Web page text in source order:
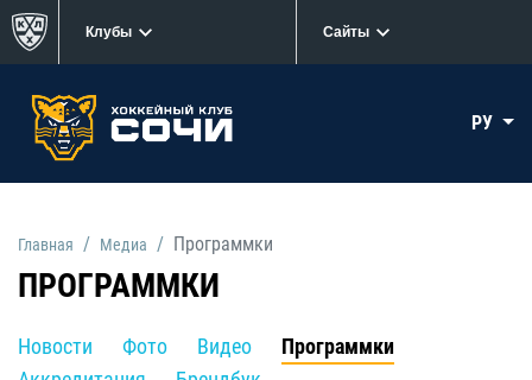
Клубы Сайты
РУ
Главная Медиа Программки
ПРОГРАММКИ
Новости Фото Видео
Программки